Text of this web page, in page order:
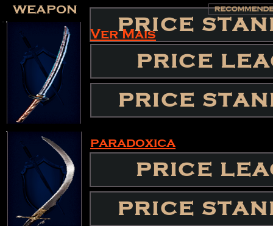
PRICE
weapon
Ver Mais
PRICE
PRICE
paradoxica
PRICE
PRICE